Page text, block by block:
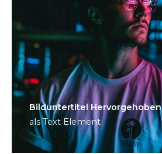
Bild­unter­titel Hervorgehoben
als Text Element